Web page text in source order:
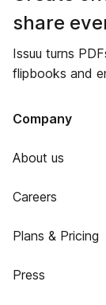
share
Issuu turns
flipbooks and
Company
About us
Careers
Plans & Pricing
Press